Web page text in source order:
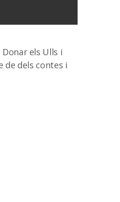
els Ulls i
de dels contes i